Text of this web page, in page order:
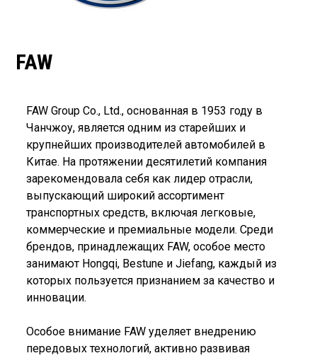
FAW
FAW Group Co., Ltd., основанная в 1953 году в
Чанчжоу, является одним из старейших и
крупнейших производителей автомобилей в
Китае. На протяжении десятилетий компания
зарекомендовала себя как лидер отрасли,
выпускающий широкий ассортимент
транспортных средств, включая легковые,
коммерческие и премиальные модели. Среди
брендов, принадлежащих FAW, особое место
занимают Hongqi, Bestune и Jiefang, каждый из
которых пользуется признанием за качество и
инновации.
Особое внимание FAW уделяет внедрению
передовых технологий, активно развивая